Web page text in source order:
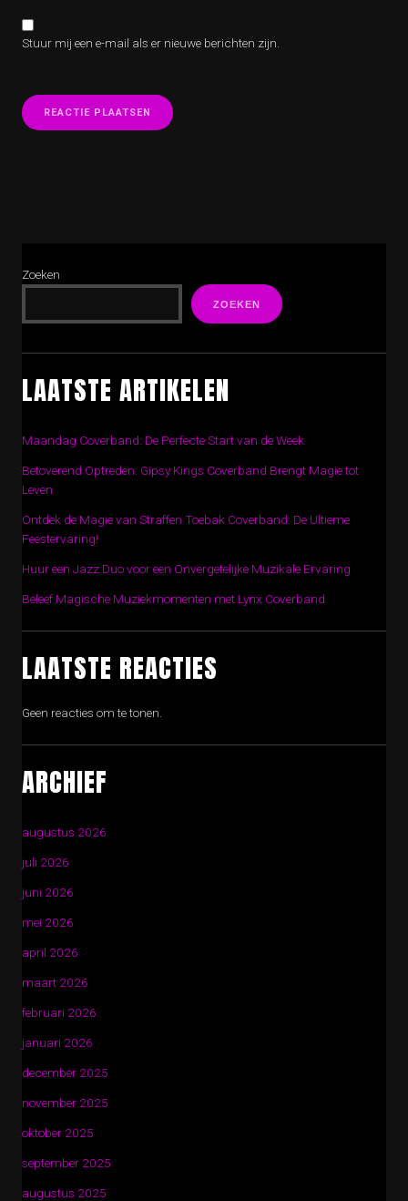
Stuur mij een e-mail als er nieuwe berichten zijn.
Zoeken
ZOEKEN
LAATSTE ARTIKELEN
Maandag Coverband: De Perfecte Start van de Week
Betoverend Optreden: Gipsy Kings Coverband Brengt Magie tot
Leven
Ontdek de Magie van Straffen Toebak Coverband: De Ultieme
Feestervaring!
Huur een Jazz Duo voor een Onvergetelijke Muzikale Ervaring
Beleef Magische Muziekmomenten met Lynx Coverband
LAATSTE REACTIES
Geen reacties om te tonen.
ARCHIEF
augustus 2026
juli 2026
juni 2026
mei 2026
april 2026
maart 2026
februari 2026
januari 2026
december 2025
november 2025
oktober 2025
september 2025
augustus 2025